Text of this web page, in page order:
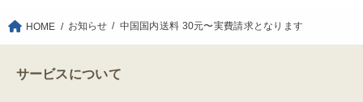
HOME お知らせ 中国国内送料 30元〜実費請求となります
サービスについて